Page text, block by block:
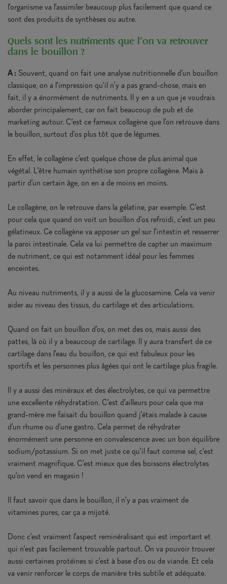
l’organisme va l’assimiler beaucoup plus facilement que quand ce
sont des produits de synthèses ou autre.
Quels sont les nutriments que l’on va retrouver
dans le bouillon ?
A : Souvent, quand on fait une analyse nutritionnelle d’un bouillon
classique, on a l’impression qu’il n’y a pas grand-chose, mais en
fait, il y a énormément de nutriments. Il y en a un que je voudrais
aborder principalement, car on fait beaucoup de pub et de
marketing autour. C’est ce fameux collagène que l’on retrouve dans
le bouillon, surtout d’os plus tôt que de légumes.
En effet, le collagène c’est quelque chose de plus animal que
végétal. L’être humain synthétise son propre collagène. Mais à
partir d’un certain âge, on en a de moins en moins.
Le collagène, on le retrouve dans la gélatine, par exemple. C’est
pour cela que quand on voit un bouillon d’os refroidi, c’est un peu
gélatineux. Ce collagène va apposer un gel sur l’intestin et resserrer
la paroi intestinale. Cela va lui permettre de capter un maximum
de nutriment, ce qui est notamment idéal pour les femmes
enceintes.
Au niveau nutriments, il y a aussi de la glucosamine. Cela va venir
aider au niveau des tissus, du cartilage et des articulations.
Quand on fait un bouillon d’os, on met des os, mais aussi des
pattes, là où il y a beaucoup de cartilage. Il y aura transfert de ce
cartilage dans l’eau du bouillon, ce qui est fabuleux pour les
sportifs et les personnes plus âgées qui ont le cartilage plus fragile.
Il y a aussi des minéraux et des électrolytes, ce qui va permettre
une excellente réhydratation. C’est d’ailleurs pour cela que ma
grand-mère me faisait du bouillon quand j’étais malade à cause
d’un rhume ou d’une gastro. Cela permet de réhydrater
énormément une personne en convalescence avec un bon équilibre
sodium/potassium. Si on met juste ce qu’il faut comme sel, c’est
vraiment magnifique. C’est mieux que des boissons électrolytes
qu’on vend en magasin !
Il faut savoir que dans le bouillon, il n’y a pas vraiment de
vitamines pures, car ça a mijoté.
Donc c’est vraiment l’aspect reminéralisant qui est important et
qui n’est pas facilement trouvable partout. On va pouvoir trouver
aussi certaines protéines si c’est à base d’os ou de viande. Et cela
va venir renforcer le corps de manière très subtile et adéquate.